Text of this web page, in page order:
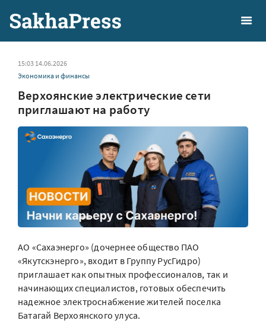
15:03 14.06.2026
Экономика и финансы
Верхоянские электрические сети
приглашают на работу
АО «Сахаэнерго» (дочернее общество ПАО
«Якутскэнерго», входит в Группу РусГидро)
приглашает как опытных профессионалов, так и
начинающих специалистов, готовых обеспечить
надежное электроснабжение жителей поселка
Батагай Верхоянского улуса.